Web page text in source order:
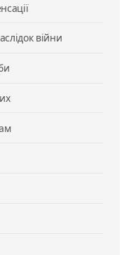
війни